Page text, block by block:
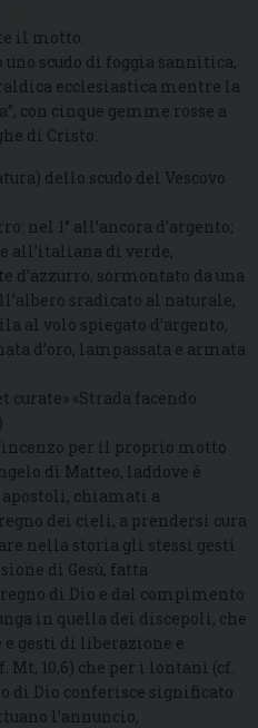
il motto.
uno scudo di foggia sannitica,
ecclesiastica mentre la
con cinque gemme rosse a
di Cristo.
dello scudo del Vescovo
nel 1° all’ancora d’argento;
all’italiana di verde,
d’azzurro, sormontato da una
sradicato al naturale,
al volo spiegato d’argento,
d’oro, lampassata e armata
curate» «Strada facendo
per il proprio motto
di Matteo, laddove è
chiamati a
dei cieli, a prendersi cura
nella storia gli stessi gesti
di Gesù, fatta
di Dio e dal compimento
in quella dei discepoli, che
gesti di liberazione e
10,6) che per i lontani (cf.
di Dio conferisce significato
l’annuncio,